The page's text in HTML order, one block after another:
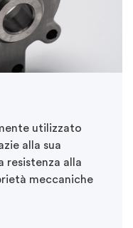
utilizzato
alla sua
resistenza alla
meccaniche